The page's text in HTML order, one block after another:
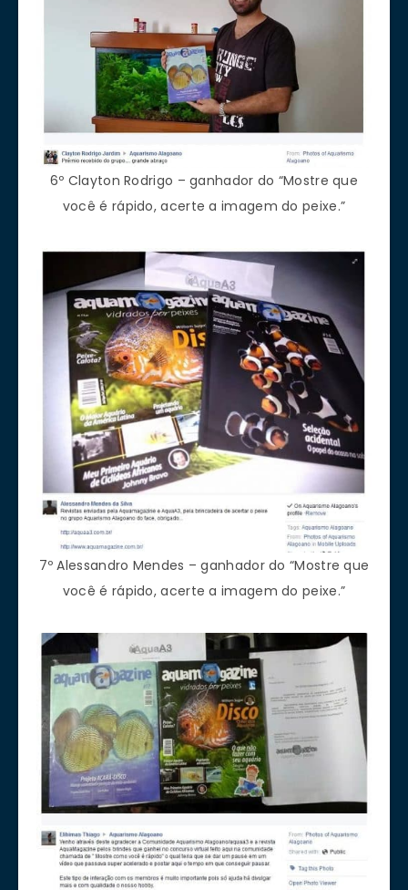
6º Clayton Rodrigo – ganhador do “Mostre que
você é rápido, acerte a imagem do peixe.”
7º Alessandro Mendes – ganhador do “Mostre que
você é rápido, acerte a imagem do peixe.”